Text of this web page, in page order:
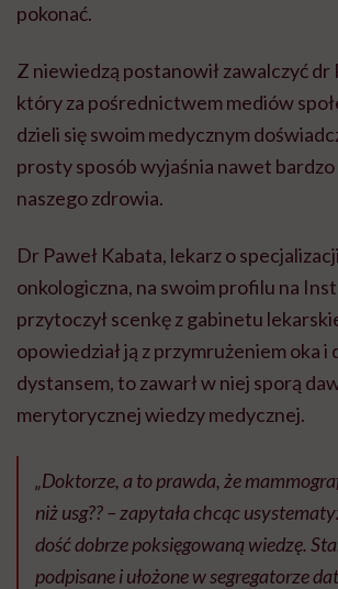
pokonać.
Z niewiedzą postanowił zawalczyć dr
który za pośrednictwem mediów
dzieli się swoim medycznym
prosty sposób wyjaśnia nawet
naszego zdrowia.
Dr Paweł Kabata, lekarz o
onkologiczna, na swoim profilu na
przytoczył scenkę z gabinetu
opowiedział ją z przymrużeniem oka i
dystansem, to zawarł w niej sporą
merytorycznej wiedzy medycznej.
„Doktorze, a to prawda, że
niż usg?? – zapytała chcąc
dość dobrze poksięgowaną wiedzę.
podpisane i ułożone w segregatorze